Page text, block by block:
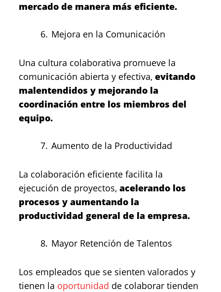
mercado de manera más eficiente.
Mejora en la Comunicación
Una cultura colaborativa promueve la
comunicación abierta y efectiva, evitando
malentendidos y mejorando la
coordinación entre los miembros del
equipo.
Aumento de la Productividad
La colaboración eficiente facilita la
ejecución de proyectos, acelerando los
procesos y aumentando la
productividad general de la empresa.
Mayor Retención de Talentos
Los empleados que se sienten valorados y
tienen la oportunidad de colaborar tienden